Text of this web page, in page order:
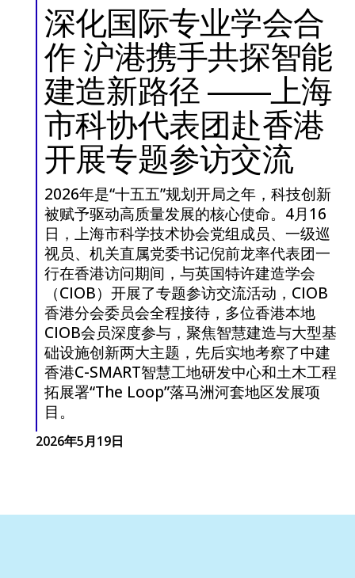
深化国际专业学会合
作 沪港携手共探智能
建造新路径 ——上海
市科协代表团赴香港
开展专题参访交流
2026年是“十五五”规划开局之年，科技创新
被赋予驱动高质量发展的核心使命。4月16
日，上海市科学技术协会党组成员、一级巡
视员、机关直属党委书记倪前龙率代表团一
行在香港访问期间，与英国特许建造学会
（CIOB）开展了专题参访交流活动，CIOB
香港分会委员会全程接待，多位香港本地
CIOB会员深度参与，聚焦智慧建造与大型基
础设施创新两大主题，先后实地考察了中建
香港C-SMART智慧工地研发中心和土木工程
拓展署“The Loop”落马洲河套地区发展项
目。
2026年5月19日